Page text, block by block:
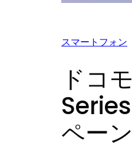
スマートフォン
ドコ
ペー